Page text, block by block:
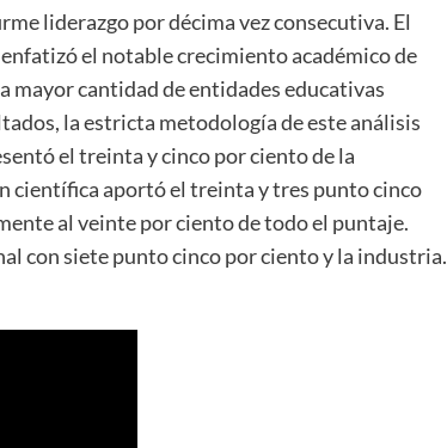
liderazgo por décima vez consecutiva. El
el notable crecimiento académico de
mayor cantidad de entidades educativas
la estricta metodología de este análisis
el treinta y cinco por ciento de la
científica aportó el treinta y tres punto cinco
al veinte por ciento de todo el puntaje.
con siete punto cinco por ciento y la industria.